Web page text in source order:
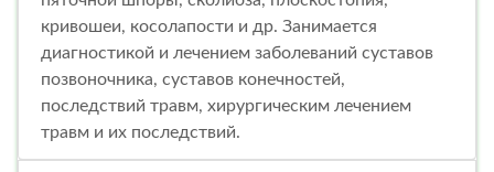
кривошеи, косолапости и др. Занимается
диагностикой и лечением заболеваний суставов
позвоночника, суставов конечностей,
последствий травм, хирургическим лечением
травм и их последствий.